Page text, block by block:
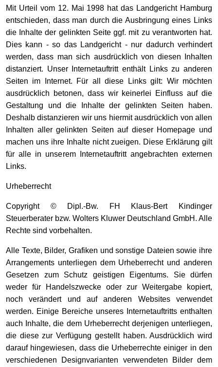
Mit Urteil vom 12. Mai 1998 hat das Landgericht Hamburg
entschieden, dass man durch die Ausbringung eines Links
die Inhalte der gelinkten Seite ggf. mit zu verantworten hat.
Dies kann - so das Landgericht - nur dadurch verhindert
werden, dass man sich ausdrücklich von diesen Inhalten
distanziert. Unser Internetauftritt enthält Links zu anderen
Seiten im Internet. Für all diese Links gilt: Wir möchten
ausdrücklich betonen, dass wir keinerlei Einfluss auf die
Gestaltung und die Inhalte der gelinkten Seiten haben.
Deshalb distanzieren wir uns hiermit ausdrücklich von allen
Inhalten aller gelinkten Seiten auf dieser Homepage und
machen uns ihre Inhalte nicht zueigen. Diese Erklärung gilt
für alle in unserem Internetauftritt angebrachten externen
Links.
Urheberrecht
Copyright © Dipl.-Bw. FH Klaus-Bert Kindinger
Steuerberater bzw. Wolters Kluwer Deutschland GmbH. Alle
Rechte sind vorbehalten.
Alle Texte, Bilder, Grafiken und sonstige Dateien sowie ihre
Arrangements unterliegen dem Urheberrecht und anderen
Gesetzen zum Schutz geistigen Eigentums. Sie dürfen
weder für Handelszwecke oder zur Weitergabe kopiert,
noch verändert und auf anderen Websites verwendet
werden. Einige Bereiche unseres Internetauftritts enthalten
auch Inhalte, die dem Urheberrecht derjenigen unterliegen,
die diese zur Verfügung gestellt haben. Ausdrücklich wird
darauf hingewiesen, dass die Urheberrechte einiger in den
verschiedenen Designvarianten verwendeten Bilder dem